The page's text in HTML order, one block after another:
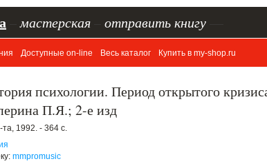
мастерская отправить книгу
Доступные on-line Весь каталог Купить в my-shop.ru
психологии. Период открытого
П.Я.; 2-е изд
1992. - 364 с.
mmpromusic